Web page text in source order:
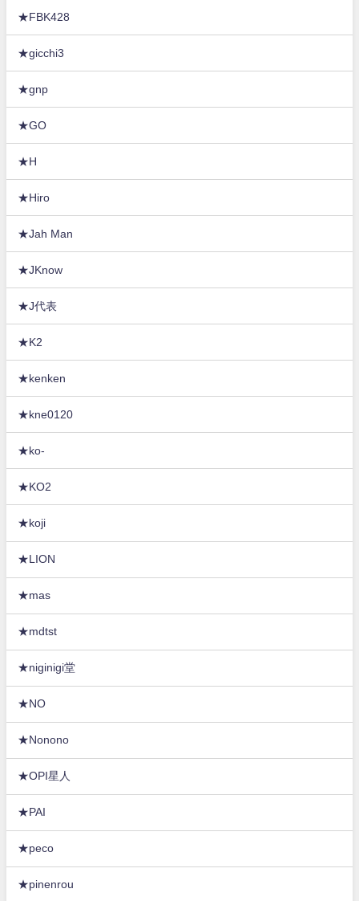
★FBK428
★gicchi3
★gnp
★GO
★H
★Hiro
★Jah Man
★JKnow
★J代表
★K2
★kenken
★kne0120
★ko-
★KO2
★koji
★LION
★mas
★mdtst
★niginigi堂
★NO
★Nonono
★OPI星人
★PAI
★peco
★pinenrou